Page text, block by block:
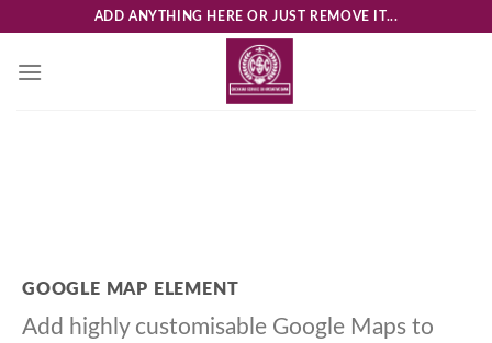
content
ADD ANYTHING HERE OR JUST REMOVE IT...
GOOGLE MAP ELEMENT
Add highly customisable Google Maps to